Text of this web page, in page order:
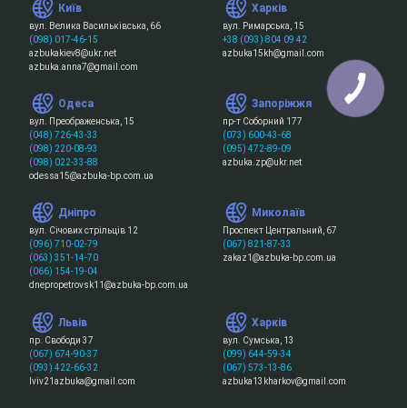
Київ
вул. Велика Васильківська, 66
(098) 017-46-15
azbukakiev8@ukr.net
azbuka.anna7@gmail.com
Харків
вул. Римарська, 15
+38 (093) 804 09 42
azbuka15kh@gmail.com
Одеса
вул. Преображенська, 15
(048) 726-43-33
(098) 220-08-93
(098) 022-33-88
odessa15@azbuka-bp.com.ua
Запоріжжя
пр-т Соборний 177
(073) 600-43-68
(095) 472-89-09
azbuka.zp@ukr.net
Дніпро
вул. Січових стрільців 12
(096) 710-02-79
(063) 351-14-70
(066) 154-19-04
dnepropetrovsk11@azbuka-bp.com.ua
Миколаїв
Проспект Центральний, 67
(067) 821-87-33
zakaz1@azbuka-bp.com.ua
Львів
пр. Свободи 37
(067) 674-90-37
(093) 422-66-32
lviv21azbuka@gmail.com
Харків
вул. Сумська, 13
(099) 644-59-34
(067) 573-13-86
azbuka13kharkov@gmail.com